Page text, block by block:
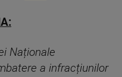
Naționale
a infracțiunilor